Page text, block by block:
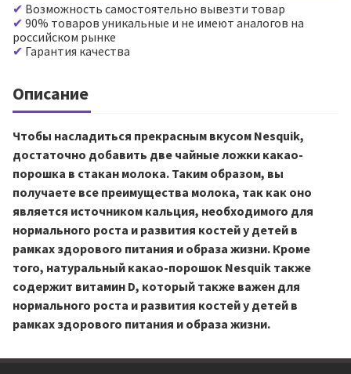
Возможность самостоятельно вывезти товар
90% товаров уникальные и не имеют аналогов на
российском рынке
Гарантия качества
Описание
Чтобы насладиться прекрасным вкусом Nesquik,
достаточно добавить две чайные ложки какао-
порошка в стакан молока. Таким образом, вы
получаете все преимущества молока, так как оно
является источником кальция, необходимого для
нормального роста и развития костей у детей в
рамках здорового питания и образа жизни. Кроме
того, натуральный какао-порошок Nesquik также
содержит витамин D, который также важен для
нормального роста и развития костей у детей в
рамках здорового питания и образа жизни.